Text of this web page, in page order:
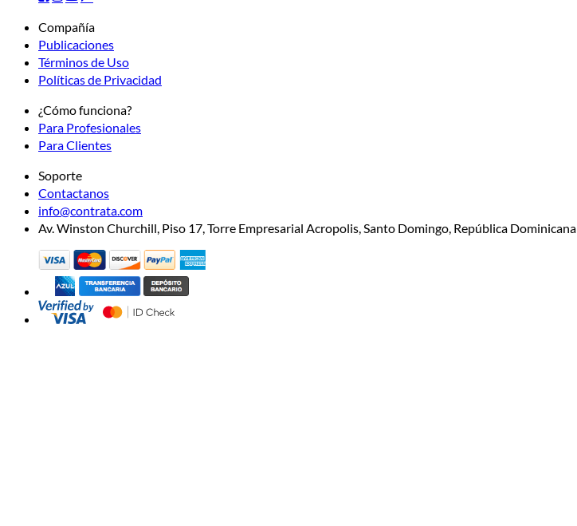
Compañía
Publicaciones
Términos de Uso
Políticas de Privacidad
¿Cómo funciona?
Para Profesionales
Para Clientes
Soporte
Contactanos
info@contrata.com
Av. Winston Churchill, Piso 17, Torre Empresarial Acropolis, Santo Domingo, República Dominicana